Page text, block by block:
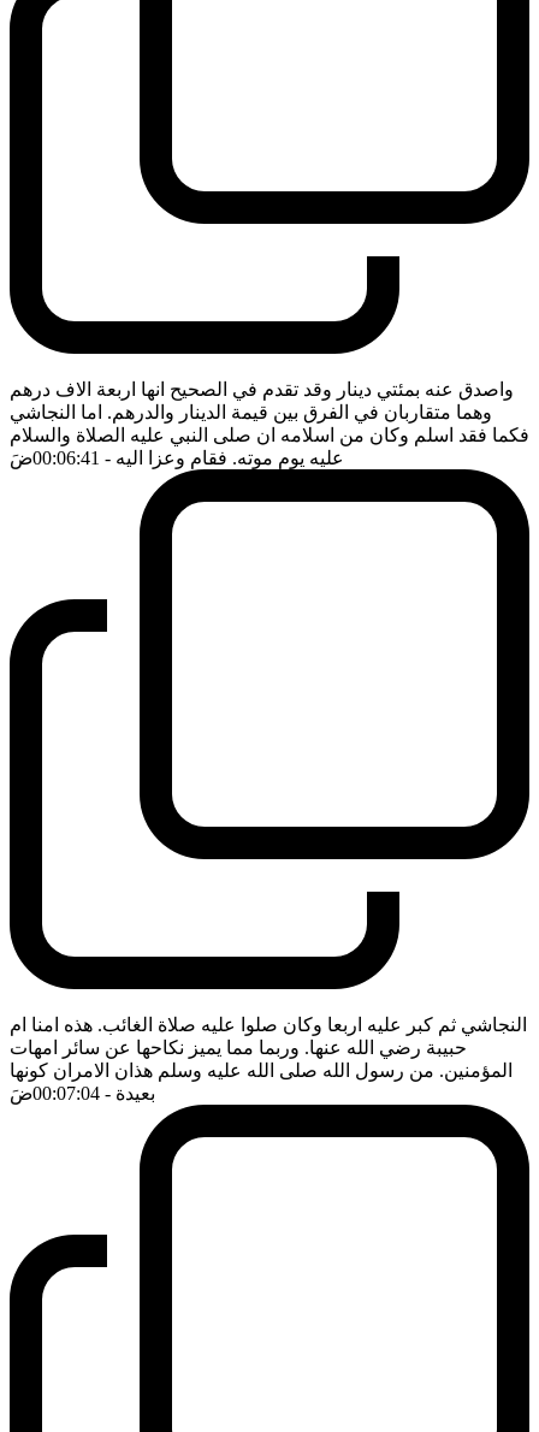
واصدق عنه بمئتي دينار وقد تقدم في الصحيح انها اربعة الاف درهم
وهما متقاربان في الفرق بين قيمة الدينار والدرهم. اما النجاشي
فكما فقد اسلم وكان من اسلامه ان صلى النبي عليه الصلاة والسلام
عليه يوم موته. فقام وعزا اليه - 00:06:41 ضَ
النجاشي ثم كبر عليه اربعا وكان صلوا عليه صلاة الغائب. هذه امنا ام
حبيبة رضي الله عنها. وربما مما يميز نكاحها عن سائر امهات
المؤمنين. من رسول الله صلى الله عليه وسلم هذان الامران كونها
بعيدة - 00:07:04 ضَ